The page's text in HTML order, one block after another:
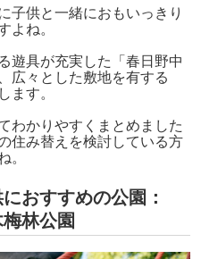
子供と一緒におもいっきり
よね。
遊具が充実した「春日野中
広々とした敷地を有する
ます。
わかりやすくまとめました
住み替えを検討している方
。
おすすめの公園：
林公園